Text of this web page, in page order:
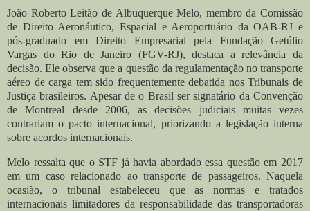
João Roberto Leitão de Albuquerque Melo, membro da Comissão
de Direito Aeronáutico, Espacial e Aeroportuário da OAB-RJ e
pós-graduado em Direito Empresarial pela Fundação Getúlio
Vargas do Rio de Janeiro (FGV-RJ), destaca a relevância da
decisão. Ele observa que a questão da regulamentação no transporte
aéreo de carga tem sido frequentemente debatida nos Tribunais de
Justiça brasileiros. Apesar de o Brasil ser signatário da Convenção
de Montreal desde 2006, as decisões judiciais muitas vezes
contrariam o pacto internacional, priorizando a legislação interna
sobre acordos internacionais.
Melo ressalta que o STF já havia abordado essa questão em 2017
em um caso relacionado ao transporte de passageiros. Naquela
ocasião, o tribunal estabeleceu que as normas e tratados
internacionais limitadores da responsabilidade das transportadoras